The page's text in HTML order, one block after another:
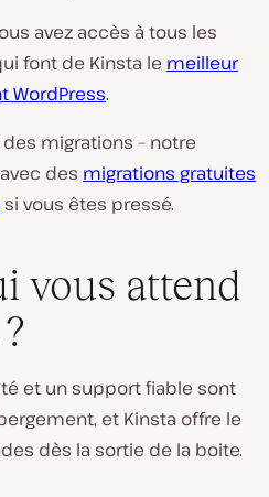
avez accès à tous les
font de Kinsta le meilleur
WordPress.
migrations – notre
des migrations gratuites
si vous êtes pressé.
vous attend
et un support fiable sont
et Kinsta offre le
dès la sortie de la boite.